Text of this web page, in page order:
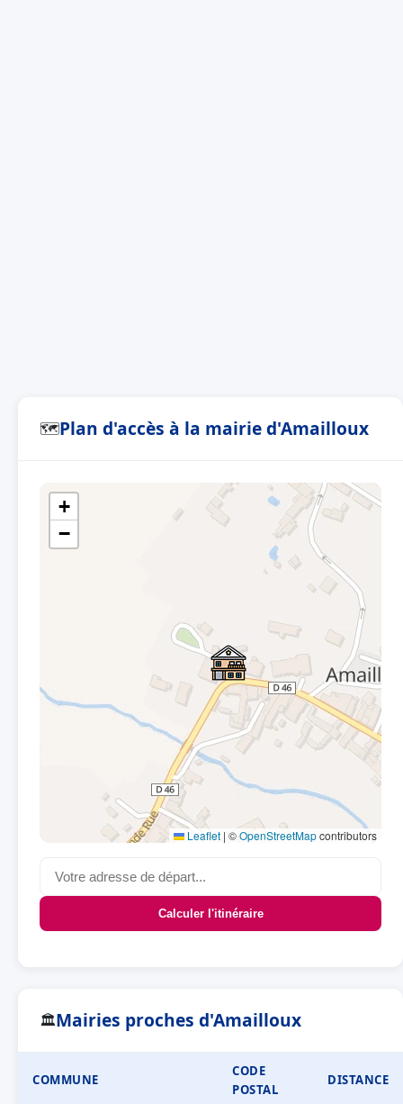
🗺Plan d'accès à la mairie d'Amailloux
+
−
Leaflet | ©OpenStreetMapcontributors
Calculer l'itinéraire
🏛Mairies proches d'Amailloux
COMMUNE
CODE
POSTAL
DISTANCE